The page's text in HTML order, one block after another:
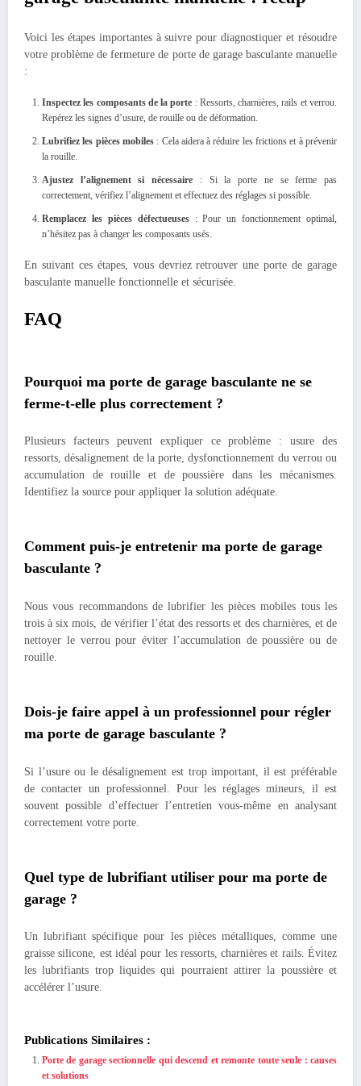
Voici les étapes importantes à suivre pour diagnostiquer et résoudre
votre problème de fermeture de porte de garage basculante manuelle
:
Inspectez les composants de la porte : Ressorts, charnières, rails et verrou.
Repérez les signes d’usure, de rouille ou de déformation.
Lubrifiez les pièces mobiles: Cela aidera à réduire les frictions et à prévenir
la rouille.
Ajustez l’alignement si nécessaire : Si la porte ne se ferme pas
correctement, vérifiez l’alignement et effectuez des réglages si possible.
Remplacez les pièces défectueuses: Pour un fonctionnement optimal,
n’hésitez pas à changer les composants usés.
En suivant ces étapes, vous devriez retrouver une porte de garage
basculante manuelle fonctionnelle et sécurisée.
FAQ
Pourquoi ma porte de garage basculante ne se
ferme-t-elle plus correctement ?
Plusieurs facteurs peuvent expliquer ce problème : usure des
ressorts, désalignement de la porte, dysfonctionnement du verrou ou
accumulation de rouille et de poussière dans les mécanismes.
Identifiez la source pour appliquer la solution adéquate.
Comment puis-je entretenir ma porte de garage
basculante ?
Nous vous recommandons de lubrifier les pièces mobiles tous les
trois à six mois, de vérifier l’état des ressorts et des charnières, et de
nettoyer le verrou pour éviter l’accumulation de poussière ou de
rouille.
Dois-je faire appel à un professionnel pour régler
ma porte de garage basculante ?
Si l’usure ou le désalignement est trop important, il est préférable
de contacter un professionnel. Pour les réglages mineurs, il est
souvent possible d’effectuer l’entretien vous-même en analysant
correctement votre porte.
Quel type de lubrifiant utiliser pour ma porte de
garage ?
Un lubrifiant spécifique pour les pièces métalliques, comme une
graisse silicone, est idéal pour les ressorts, charnières et rails. Évitez
les lubrifiants trop liquides qui pourraient attirer la poussière et
accélérer l’usure.
Publications Similaires :
Porte de garage sectionnelle qui descend et remonte toute seule : causes
et solutions